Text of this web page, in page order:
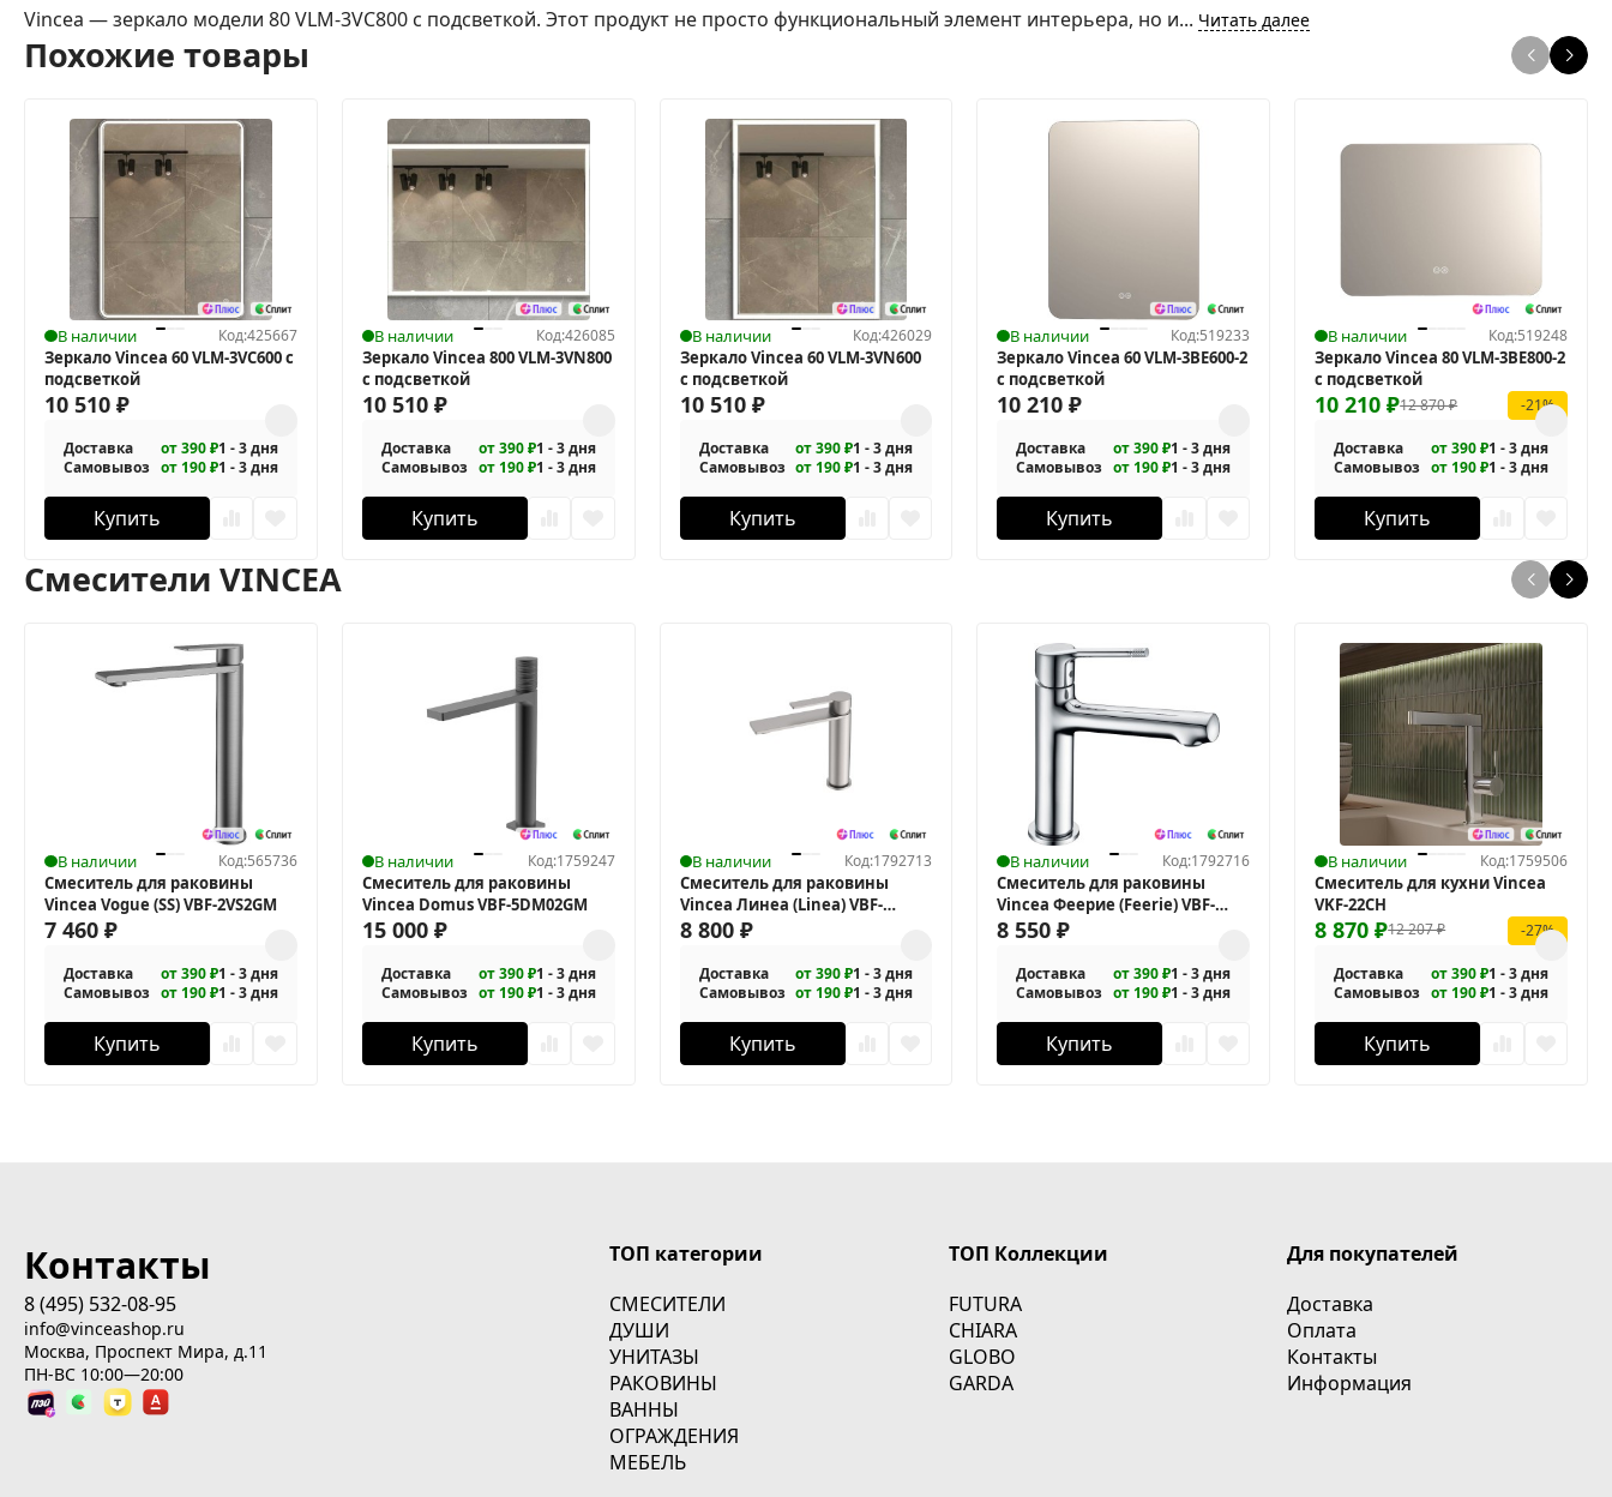
Vincea — зеркало модели 80 VLM-3VC800 с подсветкой. Этот продукт не просто функциональный элемент интерьера, но и... Читать далее
Похожие товары
В наличии Код:425667
Зеркало Vincea 60 VLM-3VC600 с
подсветкой
10 510 ₽
Доставка от 390 ₽1 - 3 дня
Самовывоз от 190 ₽1 - 3 дня
Купить
В наличии Код:426085
Зеркало Vincea 800 VLM-3VN800
с подсветкой
10 510 ₽
Доставка от 390 ₽1 - 3 дня
Самовывоз от 190 ₽1 - 3 дня
Купить
В наличии Код:426029
Зеркало Vincea 60 VLM-3VN600
с подсветкой
10 510 ₽
Доставка от 390 ₽1 - 3 дня
Самовывоз от 190 ₽1 - 3 дня
Купить
В наличии Код:519233
Зеркало Vincea 60 VLM-3BE600-2
с подсветкой
10 210₽
Доставка от 390 ₽1 - 3 дня
Самовывоз от 190 ₽1 - 3 дня
Купить
В наличии Код:519248
Зеркало Vincea 80 VLM-3BE800-2
с подсветкой
12 870₽
10 210₽ -21%
Доставка от 390 ₽1 - 3 дня
Самовывоз от 190 ₽1 - 3 дня
Купить
Смесители VINCEA
В наличии Код:565736
Смеситель для раковины
Vincea Vogue (SS) VBF-2VS2GM
7 460 ₽
Доставка от 390 ₽1 - 3 дня
Самовывоз от 190 ₽1 - 3 дня
Купить
В наличии Код:1759247
Смеситель для раковины
Vincea Domus VBF-5DM02GM
15 000 ₽
Доставка от 390 ₽1 - 3 дня
Самовывоз от 190 ₽1 - 3 дня
Купить
В наличии Код:1792713
Смеситель для раковины
Vincea Линеа (Linea) VBF-
4LN1BN
8 800 ₽
Доставка от 390 ₽1 - 3 дня
Самовывоз от 190 ₽1 - 3 дня
Купить
В наличии Код:1792716
Смеситель для раковины
Vincea Феерие (Feerie) VBF-
5FE1CH
8 550₽
Доставка от 390 ₽1 - 3 дня
Самовывоз от 190 ₽1 - 3 дня
Купить
В наличии Код:1759506
Смеситель для кухни Vincea
VKF-22CH
12 207₽
8 870₽ -27%
Доставка от 390 ₽1 - 3 дня
Самовывоз от 190 ₽1 - 3 дня
Купить
Контакты
8 (495) 532-08-95
info@vinceashop.ru
Москва, Проспект Мира, д.11
ПН-ВС 10:00—20:00
ТОП категории
СМЕСИТЕЛИ
ДУШИ
УНИТАЗЫ
РАКОВИНЫ
ВАННЫ
ОГРАЖДЕНИЯ
МЕБЕЛЬ
ТОП Коллекции
FUTURA
CHIARA
GLOBO
GARDA
Для покупателей
Доставка
Оплата
Контакты
Информация